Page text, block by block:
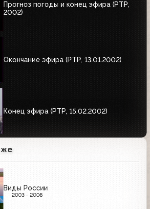
Прогноз погоды и конец эфира (РТР,
2002)
Окончание эфира (РТР, 13.01.2002)
Конец эфира (РТР, 15.02.2002)
Виды России
2003 - 2008